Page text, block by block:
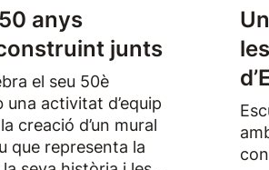
anys
junts
el seu 50è
una activitat d’equip
creació d’un mural
que representa la